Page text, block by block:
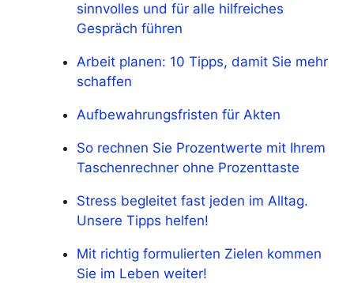
sinnvolles und für alle hilfreiches
Gespräch führen
Arbeit planen: 10 Tipps, damit Sie mehr
schaffen
Aufbewahrungsfristen für Akten
So rechnen Sie Prozentwerte mit Ihrem
Taschenrechner ohne Prozenttaste
Stress begleitet fast jeden im Alltag.
Unsere Tipps helfen!
Mit richtig formulierten Zielen kommen
Sie im Leben weiter!